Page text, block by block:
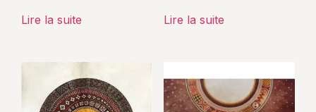
Lire la suite Lire la suite